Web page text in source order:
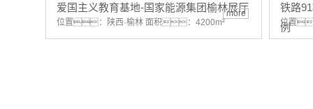
爱国主义教育基地-国家能源集团榆林展厅
位置：陕西·榆林 面积：4200m²
more
铁路
例
位置